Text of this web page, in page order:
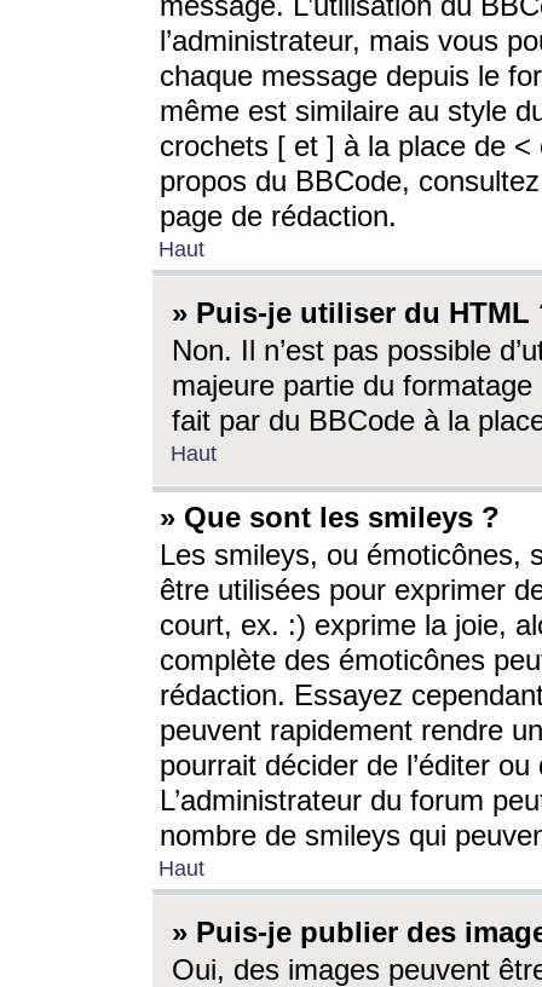
l’administrateur, mais vous
chaque message depuis le
même est similaire au style
crochets [ et ] à la place de <
propos du BBCode,
page de rédaction.
Haut
» Puis-je utiliser du HTML
Non. Il n’est pas possible
majeure partie du
fait par du BBCode à la
Haut
» Que sont les smileys ?
Les smileys, ou émoticônes,
être utilisées pour exprimer
court, ex. :) exprime la joie,
complète des émoticônes
rédaction. Essayez
peuvent rapidement rendre
pourrait décider de l’éditer
L’administrateur du forum
nombre de smileys qui
Haut
» Puis-je publier des
Oui, des images peuvent